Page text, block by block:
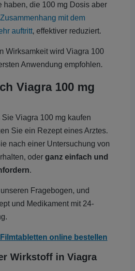
haben, die 100 mg Dosis aber
mit dem
auftritt, effektiver reduziert.
Wirksamkeit wird Viagra 100
Anwendung empfohlen.
Viagra 100 mg
Sie Viagra 100 mg kaufen
Sie ein Rezept eines Arztes.
nach einer Untersuchung von
oder ganz einfach und
.
Fragebogen, und
und Medikament mit 24-
online bestellen
Wirkstoff in Viagra